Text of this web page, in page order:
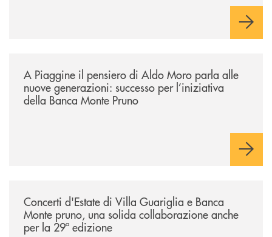
A Piaggine il pensiero di Aldo Moro parla alle
nuove generazioni: successo per l’iniziativa
della Banca Monte Pruno
Concerti d'Estate di Villa Guariglia e Banca
Monte pruno, una solida collaborazione anche
per la 29ª edizione